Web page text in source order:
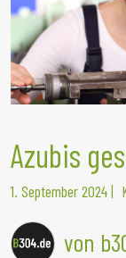
Azubis
1. September 2024|
von